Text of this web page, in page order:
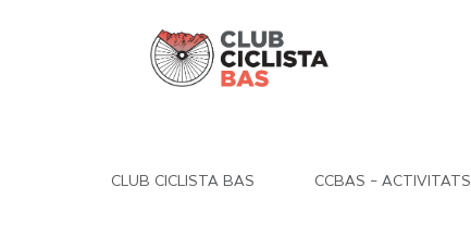
CLUB CICLISTA BAS CCBAS – ACTIVITATS